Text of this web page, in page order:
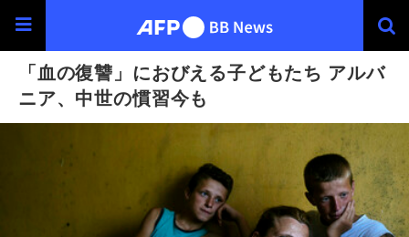
「血の復讐」におびえる子どもたち アルバ
ニア、中世の慣習今も